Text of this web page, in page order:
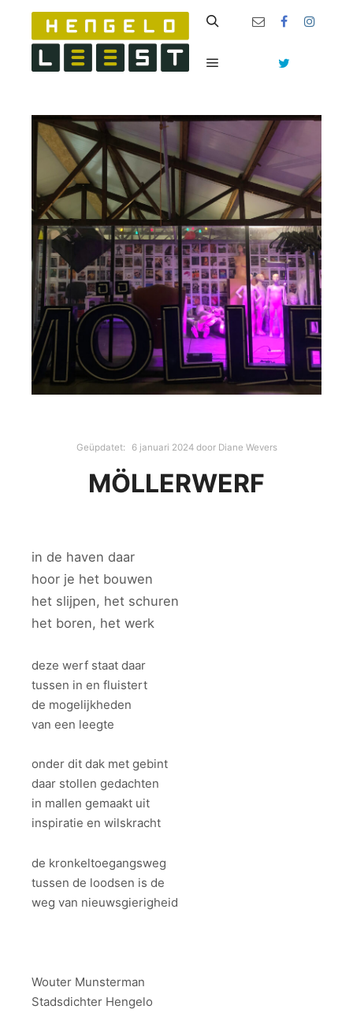
Geüpdatet: 6 januari 2024door Diane Wevers
MÖLLERWERF
in de haven daar
hoor je het bouwen
het slijpen, het schuren
het boren, het werk
deze werf staat daar
tussen in en fluistert
de mogelijkheden
van een leegte
onder dit dak met gebint
daar stollen gedachten
in mallen gemaakt uit
inspiratie en wilskracht
de kronkeltoegangsweg
tussen de loodsen is de
weg van nieuwsgierigheid
Wouter Munsterman
Stadsdichter Hengelo